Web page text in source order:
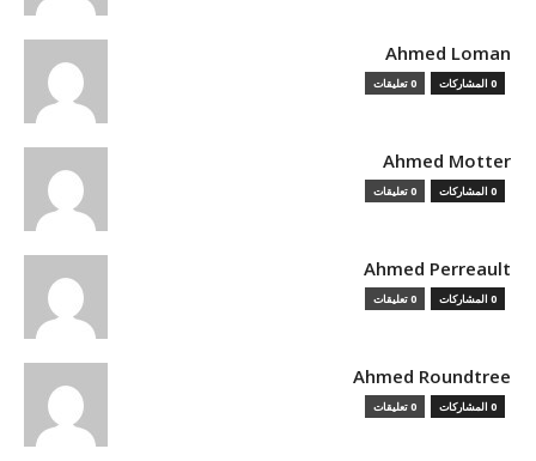
Ahmed Loman
0 المشاركات 0 تعليقات
Ahmed Motter
0 المشاركات 0 تعليقات
Ahmed Perreault
0 المشاركات 0 تعليقات
Ahmed Roundtree
0 المشاركات 0 تعليقات